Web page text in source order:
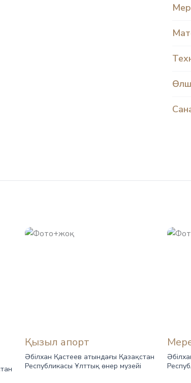
Қызыл апорт
Әбілхан Қастеев атындағы Қазақстан
Республикасы Ұлттық өнер музейі